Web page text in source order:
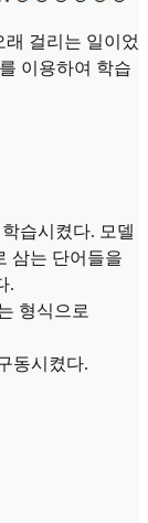
래 걸리는 일이었
이용하여 학습
습시켰다. 모델
삼는 단어들을
.
형식으로
동시켰다.